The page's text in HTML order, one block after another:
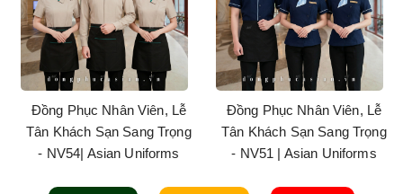
Đồng Phục Nhân Viên, Lễ
Tân Khách Sạn Sang Trọng
- NV54| Asian Uniforms
Đồng Phục Nhân Viên, Lễ
Tân Khách Sạn Sang Trọng
- NV51 | Asian Uniforms